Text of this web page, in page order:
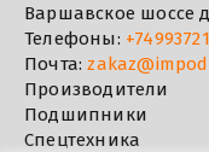
Варшавское шоссе
Телефоны:
Почта:
Производители
Подшипники
Спецтехника